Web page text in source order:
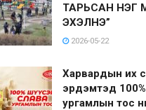
ТАРЬСАН НЭГ
ЭХЭЛНЭ”
2026-05-22
Харвардын их
эрдэмтэд
ургамлын тос